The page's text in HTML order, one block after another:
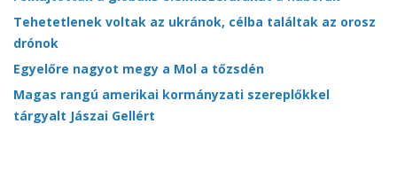
Tehetetlenek voltak az ukránok, célba találtak az orosz
drónok
Egyelőre nagyot megy a Mol a tőzsdén
Magas rangú amerikai kormányzati szereplőkkel
tárgyalt Jászai Gellért